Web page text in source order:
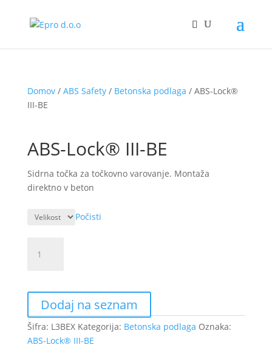
Domov/ ABS Safety/ Betonska podlaga / ABS-Lock®
III-BE
ABS-Lock® III-BE
Sidrna točka za točkovno varovanje. Montaža
direktno v beton
Počisti
Lock®
količina
Dodaj na seznam
Šifra: L3BEX Kategorija: Betonska podlaga Oznaka:
ABS-Lock® III-BE